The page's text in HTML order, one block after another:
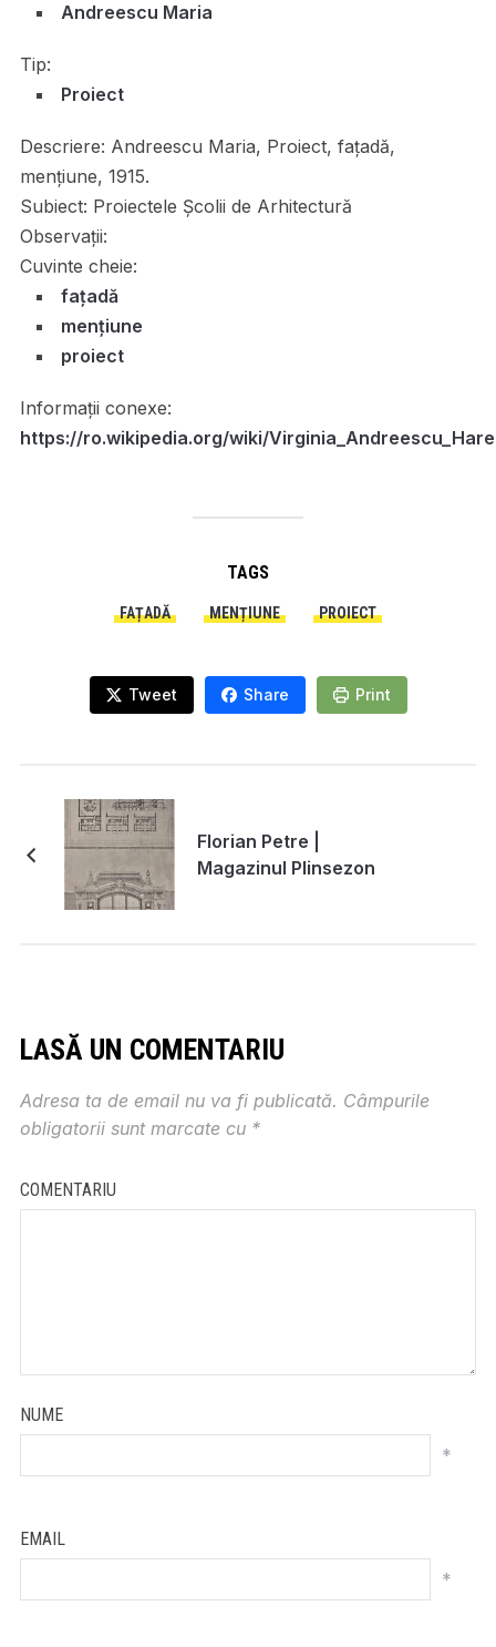
Andreescu Maria
Tip:
Proiect
Descriere: Andreescu Maria, Proiect, fațadă,
mențiune, 1915.
Subiect: Proiectele Școlii de Arhitectură
Observații:
Cuvinte cheie:
fațadă
mențiune
proiect
Informații conexe:
https://ro.wikipedia.org/wiki/
TAGS
FAȚADĂ MENȚIUNE PROIECT
Tweet Share Print
Florian Petre |
Magazinul Plinsezon
LASĂ UN COMENTARIU
Adresa ta de email nu va fi publicată. Câmpurile
obligatorii sunt marcate cu *
COMENTARIU
NUME
*
EMAIL
*